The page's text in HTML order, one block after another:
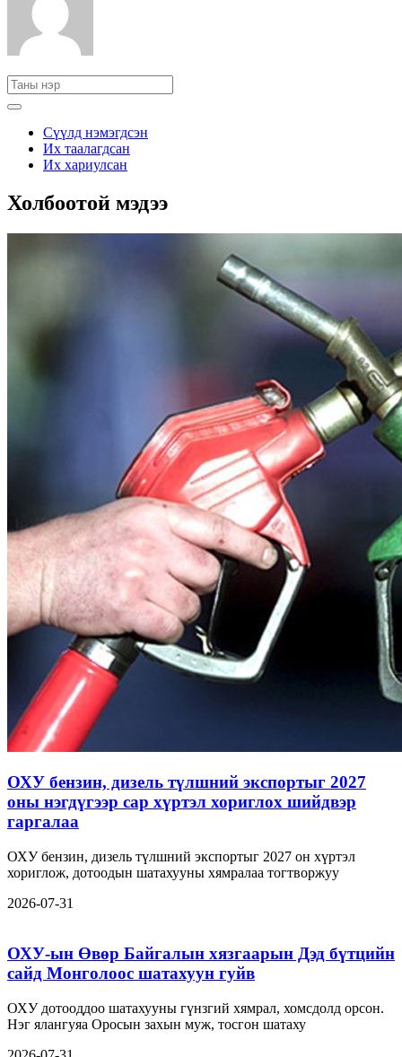
Сүүлд нэмэгдсэн
Их таалагдсан
Их хариулсан
Холбоотой мэдээ
ОХУ бензин, дизель түлшний экспортыг 2027
оны нэгдүгээр сар хүртэл хориглох шийдвэр
гаргалаа
ОХУ бензин, дизель түлшний экспортыг 2027 он хүртэл
хориглож, дотоодын шатахууны хямралаа тогтворжуу
2026-07-31
ОХУ-ын Өвөр Байгалын хязгаарын Дэд бүтцийн
сайд Монголоос шатахуун гуйв
ОХУ дотооддоо шатахууны гүнзгий хямрал, хомсдолд орсон.
Нэг ялангуяа Оросын захын муж, тосгон шатаху